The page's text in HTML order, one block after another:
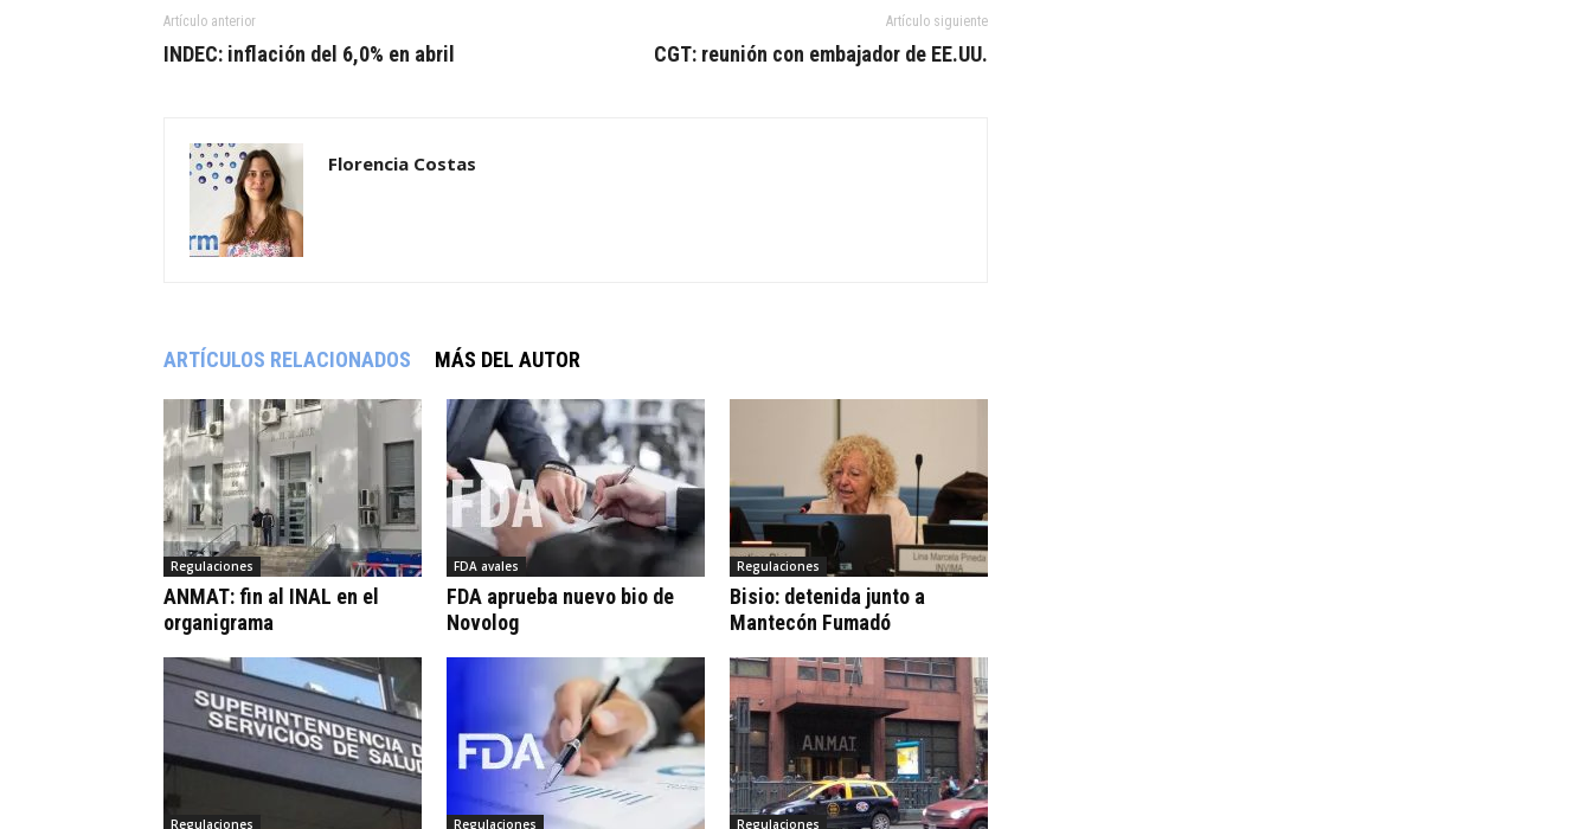
Artículo anterior
INDEC: inflación del 6,0% en abril
Artículo siguiente
CGT: reunión con embajador de EE.UU.
Florencia Costas
ARTÍCULOS RELACIONADOS MÁS DEL AUTOR
Regulaciones
ANMAT: fin al INAL en el
organigrama
FDA avales
FDA aprueba nuevo bio de
Novolog
Regulaciones
Bisio: detenida junto a
Mantecón Fumadó
Regulaciones Regulaciones Regulaciones